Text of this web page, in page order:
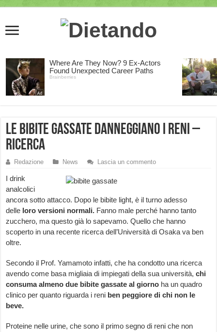
Le bibite gassate danneggiano i reni –
ricerca
Redazione News Lascia un commento
I drink
analcolici
ancora sotto attacco. Dopo le bibite light, è il turno adesso
delle loro versioni normali. Fanno male perché hanno tanto
zucchero, ma questo già lo sapevamo. Quello che hanno
scoperto in una recente ricerca dell’Università di Osaka va ben
oltre.
Secondo il Prof. Yamamoto infatti, che ha condotto una ricerca
avendo come basa migliaia di impiegati della sua università,chi
consuma almeno due bibite gassate al giorno ha un quadro
clinico per quanto riguarda i reni ben peggiore di chi non le
beve.
Proteine nelle urine, che sono il primo segno di reni che non